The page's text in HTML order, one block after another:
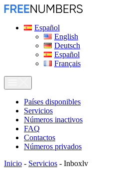
Español
English
Deutsch
Español
Français
Países disponibles
Servicios
Números inactivos
FAQ
Contactos
Números privados
Inicio - Servicios - Inboxlv